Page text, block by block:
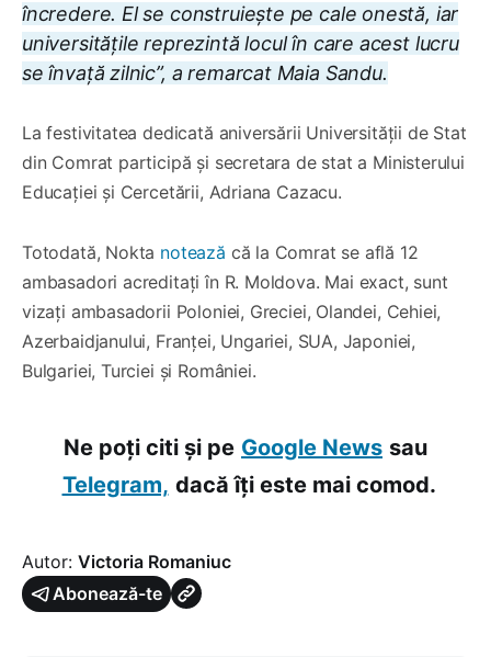
încredere. El se construiește pe cale onestă, iar
universitățile reprezintă locul în care acest lucru
se învață zilnic”, a remarcat Maia Sandu.
La festivitatea dedicată aniversării Universității de Stat
din Comrat participă și secretara de stat a Ministerului
Educației și Cercetării, Adriana Cazacu.
Totodată, Nokta notează că la Comrat se află 12
ambasadori acreditați în R. Moldova. Mai exact, sunt
vizați ambasadorii Poloniei, Greciei, Olandei, Cehiei,
Azerbaidjanului, Franței, Ungariei, SUA, Japoniei,
Bulgariei, Turciei și României.
Ne poți citi și pe Google News sau
Telegram, dacă îți este mai comod.
Autor: Victoria Romaniuc
Abonează-te